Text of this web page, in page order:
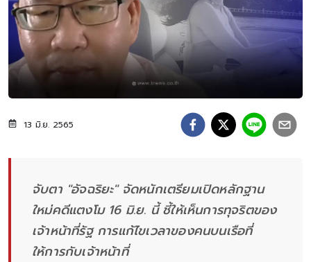
13 มิ.ย. 2565
จับตา "อัจฉริยะ" จัดหนักเตรียมเปิดหลักฐาน
ใหม่คดีแตงโม 16 มิ.ย. นี้ ชี้ให้เห็นการทุจริตของ
เจ้าหน้าที่รัฐ การแก้ไขเวลาของคนบนเรือที่
ให้การกับเจ้าหน้าที่